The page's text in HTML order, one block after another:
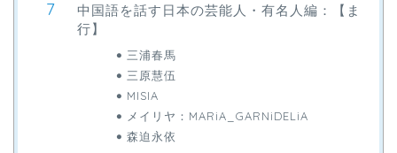
中国語を話す日本の芸能人・有名人編：【ま
行】
三浦春馬
三原慧伍
MISIA
メイリヤ：MARiA_GARNiDELiA
森迫永依